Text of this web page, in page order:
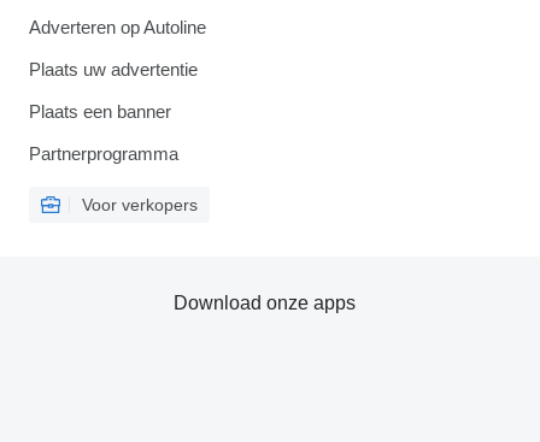
Adverteren op Autoline
Plaats uw advertentie
Plaats een banner
Partnerprogramma
Voor verkopers
Download onze apps